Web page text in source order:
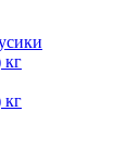
кг
кг